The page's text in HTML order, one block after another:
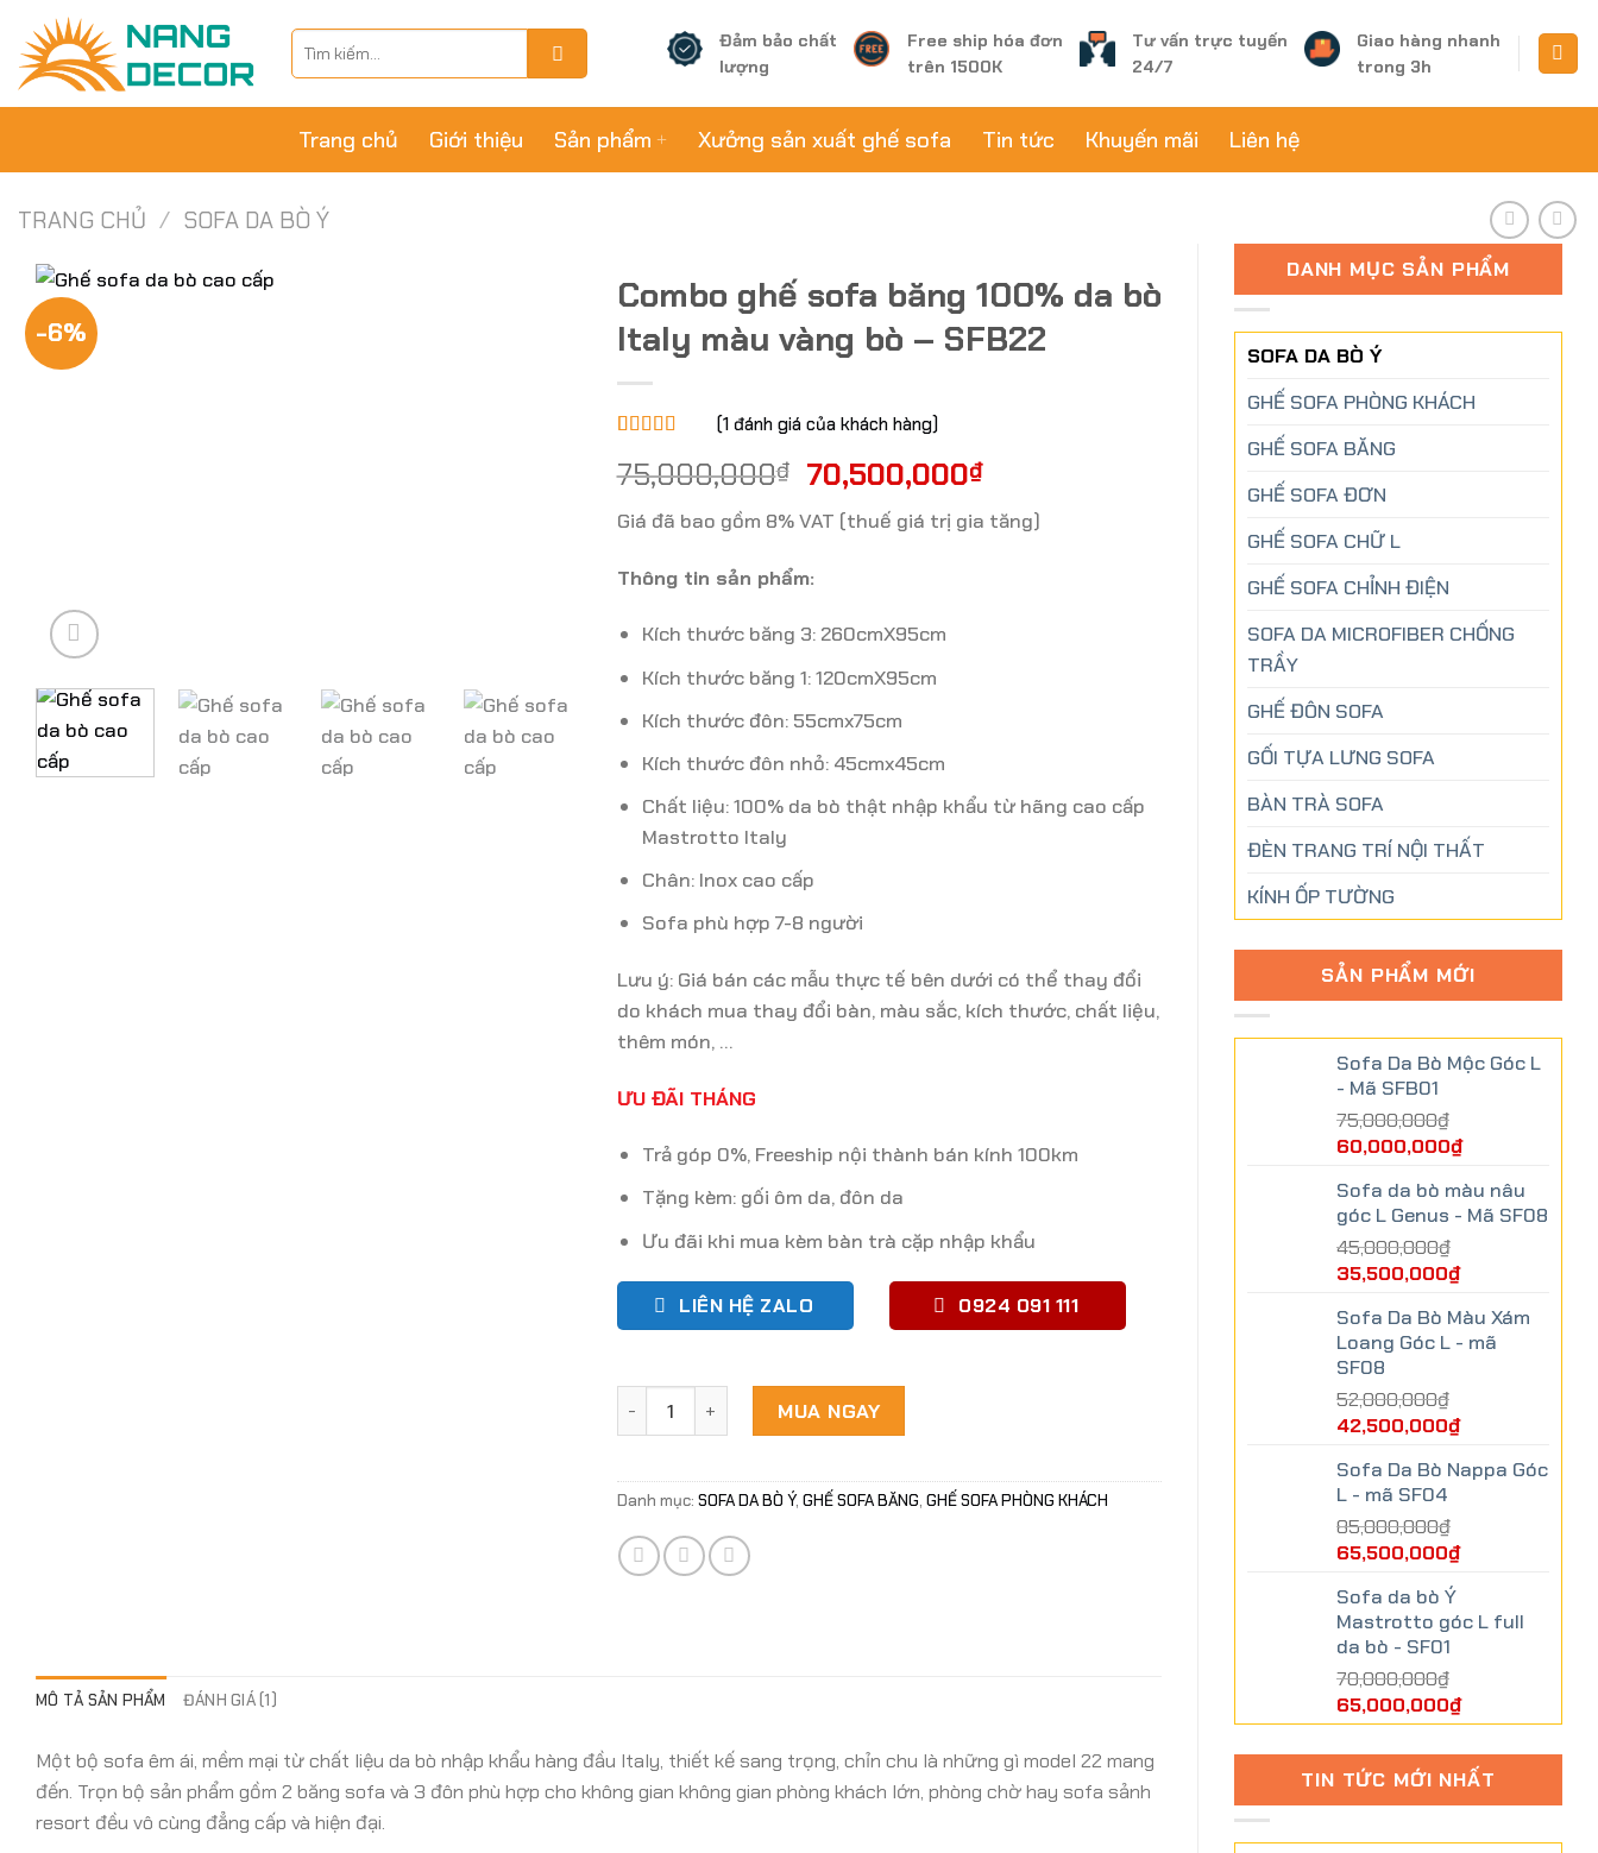
content
Tìm
kiếm:
Đảm bảo chất
lượng
Free ship hóa đơn
trên 1500K
Tư vấn trực tuyến
24/7
Giao hàng nhanh
trong 3h
Trang chủ Giới thiệu Sản phẩm Xưởng sản xuất ghế sofa Tin tức Khuyến mãi Liên hệ
TRANG CHỦ / SOFA DA BÒ Ý
DANH MỤC SẢN PHẨM
SOFA DA BÒ Ý
GHẾ SOFA PHÒNG KHÁCH
GHẾ SOFA BĂNG
GHẾ SOFA ĐƠN
GHẾ SOFA CHỮ L
GHẾ SOFA CHỈNH ĐIỆN
SOFA DA MICROFIBER CHỐNG
TRẦY
GHẾ ĐÔN SOFA
GỐI TỰA LƯNG SOFA
BÀN TRÀ SOFA
ĐÈN TRANG TRÍ NỘI THẤT
KÍNH ỐP TƯỜNG
SẢN PHẨM MỚI
Sofa Da Bò Mộc Góc L
- Mã SFB01
75,000,000₫
60,000,000₫
Sofa da bò màu nâu
góc L Genus - Mã SF08
45,000,000₫
35,500,000₫
Sofa Da Bò Màu Xám
Loang Góc L - mã
SF08
52,000,000₫
42,500,000₫
Sofa Da Bò Nappa Góc
L - mã SF04
85,000,000₫
65,500,000₫
Sofa da bò Ý
Mastrotto góc L full
da bò - SF01
70,000,000₫
65,000,000₫
TIN TỨC MỚI NHẤT
-6%
Combo ghế sofa băng 100% da bò
Italy màu vàng bò – SFB22
dựa trên
đánh giá
(1 đánh giá của khách hàng)
75,000,000₫ 70,500,000₫
Giá đã bao gồm 8% VAT (thuế giá trị gia tăng)
Thông tin sản phẩm:
Kích thước băng 3: 260cmX95cm
Kích thước băng 1: 120cmX95cm
Kích thước đôn: 55cmx75cm
Kích thước đôn nhỏ: 45cmx45cm
Chất liệu: 100% da bò thật nhập khẩu từ hãng cao cấp
Mastrotto Italy
Chân: Inox cao cấp
Sofa phù hợp 7-8 người
Lưu ý: Giá bán các mẫu thực tế bên dưới có thể thay đổi
do khách mua thay đổi bàn, màu sắc, kích thước, chất liệu,
thêm món, …
ƯU ĐÃI THÁNG
Trả góp 0%, Freeship nội thành bán kính 100km
Tặng kèm: gối ôm da, đôn da
Ưu đãi khi mua kèm bàn trà cặp nhập khẩu
LIÊN HỆ ZALO 0924 091 111
MUA NGAY
Danh mục: SOFA DA BÒ Ý, GHẾ SOFA BĂNG, GHẾ SOFA PHÒNG KHÁCH
MÔ TẢ SẢN PHẨM ĐÁNH GIÁ (1)
Một bộ sofa êm ái, mềm mại từ chất liệu da bò nhập khẩu hàng đầu Italy, thiết kế sang trọng, chỉn chu là những gì model 22 mang
đến. Trọn bộ sản phẩm gồm 2 băng sofa và 3 đôn phù hợp cho không gian không gian phòng khách lớn, phòng chờ hay sofa sảnh
resort đều vô cùng đẳng cấp và hiện đại.